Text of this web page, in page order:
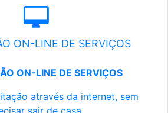
ON-LINE DE SERVIÇOS
ON-LINE DE SERVIÇOS
através da internet, sem